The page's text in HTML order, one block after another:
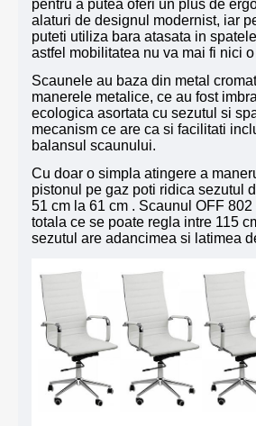
pentru a putea oferi un plus de
alaturi de designul modernist, iar
puteti utiliza bara atasata in
astfel mobilitatea nu va mai fi nici
Scaunele au baza din metal
manerele metalice, ce au fost
ecologica asortata cu sezutul si
mecanism ce are ca si facilitati
balansul scaunului.
Cu doar o simpla atingere a
pistonul pe gaz poti ridica sezutul
51 cm la 61 cm . Scaunul OFF
totala ce se poate regla intre 115
sezutul are adancimea si latimea